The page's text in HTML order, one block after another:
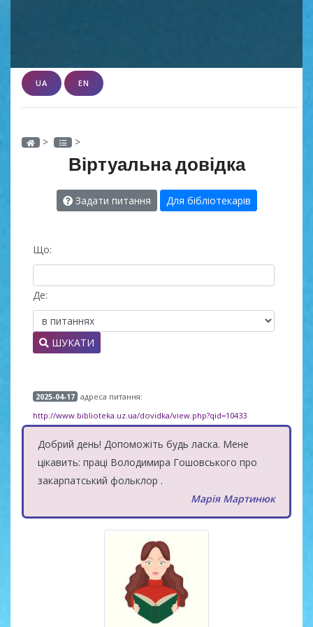
UA EN
> >
Віртуальна довідка
Задати питання Для бібліотекарів
Що:
Де:
ШУКАТИ
2025-04-17 адреса питання:
http://www.biblioteka.uz.ua/dovidka/view.php?qid=10433
Добрий день! Допоможіть будь ласка. Мене
цікавить: праці Володимира Гошовського про
закарпатський фольклор .
Марія Мартинюк